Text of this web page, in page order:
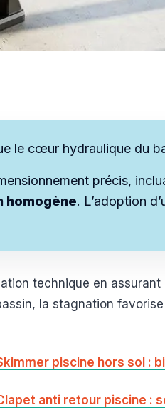
le cœur hydraulique du
précis,
homogène. L’adoption
technique en assurant
la stagnation
piscine hors sol :
anti retour piscine :